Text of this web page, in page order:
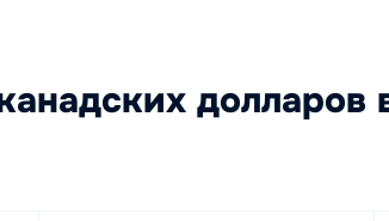
долларов